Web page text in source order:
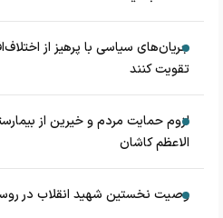
جریان‌های سیاسی با پرهیز از
تقویت کنند
لزوم حمایت مردم و خیرین از
الاعظم کاشان
وصیت نخستین شهید انقلاب در